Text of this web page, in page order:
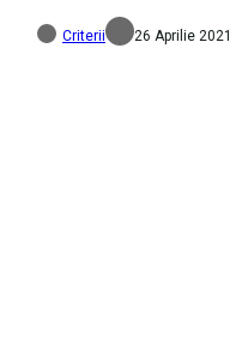
Criterii 26 Aprilie 2021